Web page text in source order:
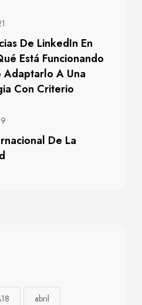
De LinkedIn En
Está Funcionando
Adaptarlo A Una
Con Criterio
De La
abril